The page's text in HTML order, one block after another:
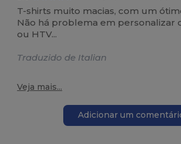
T-shirts muito macias, com um
Não há problema em personalizar
ou HTV...
Traduzido de Italian
Veja mais...
Adicionar um